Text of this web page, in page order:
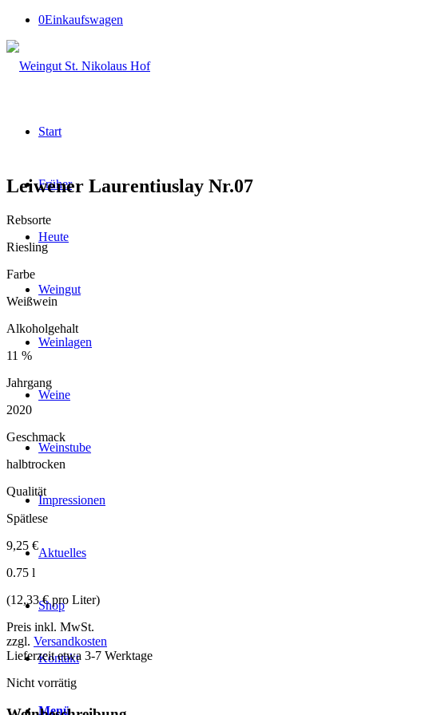
0Einkaufswagen
Start
Früher
Heute
Weingut
Weinlagen
Weine
Weinstube
Impressionen
Aktuelles
Shop
Kontakt
Menü
Leiwener Laurentiuslay Nr.07
Rebsorte
Riesling
Farbe
Weißwein
Alkoholgehalt
11 %
Jahrgang
2020
Geschmack
halbtrocken
Qualität
Spätlese
9,25 €
0.75 l
(12,33 € pro Liter)
Preis inkl. MwSt.
zzgl. Versandkosten
Lieferzeit etwa 3-7 Werktage
Nicht vorrätig